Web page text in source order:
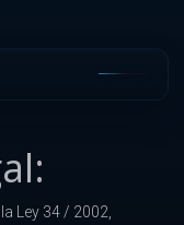
Ley 34 / 2002,